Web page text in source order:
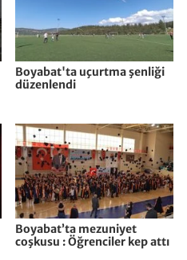
Boyabat'ta uçurtma şenliği
düzenlendi
Boyabat’ta mezuniyet
coşkusu : Öğrenciler kep attı